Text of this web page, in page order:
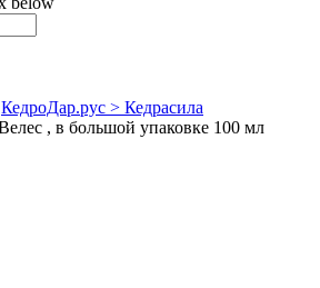
КедроДар.рус > Кедрасила
, в большой упаковке 100 мл